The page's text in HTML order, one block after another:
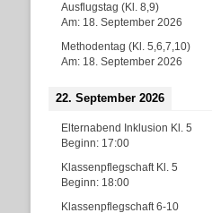
Ausflugstag (Kl. 8,9)
Am: 18. September 2026
Methodentag (Kl. 5,6,7,10)
Am: 18. September 2026
22. September 2026
Elternabend Inklusion Kl. 5
Beginn: 17:00
Klassenpflegschaft Kl. 5
Beginn: 18:00
Klassenpflegschaft 6-10